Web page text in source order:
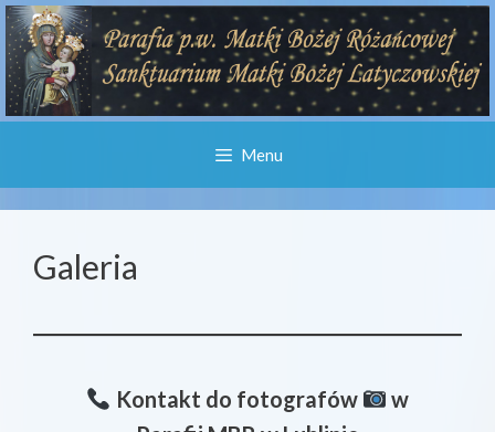
Przejdź
do
treści
Menu
Galeria
Kontakt do fotografów
w